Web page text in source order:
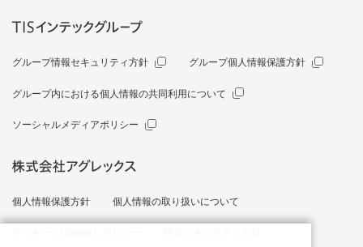
グループ情報セキュリティ方針 グループ個人情報保護方針
グループ内における個人情報の共同利用について
ソーシャルメディアポリシー
個人情報保護方針 個人情報の取り扱いについて